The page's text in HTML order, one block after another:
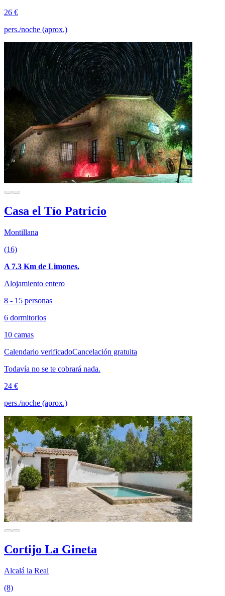
26 €
pers./noche (aprox.)
Casa el Tío Patricio
Montillana
(16)
A 7.3 Km de Limones.
Alojamiento entero
8 - 15 personas
6 dormitorios
10 camas
Calendario verificadoCancelación gratuita
Todavía no se te cobrará nada.
24 €
pers./noche (aprox.)
Cortijo La Gineta
Alcalá la Real
(8)